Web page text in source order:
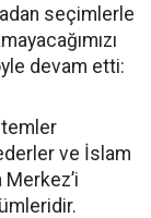
seçimlerle
devam etti:
ve İslam
Merkez’i